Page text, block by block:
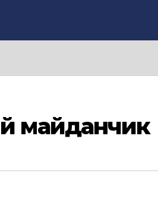
майданчик